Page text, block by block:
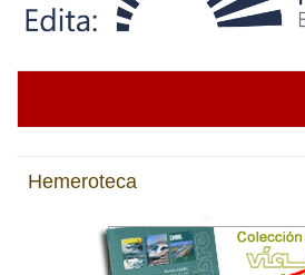
Hemeroteca